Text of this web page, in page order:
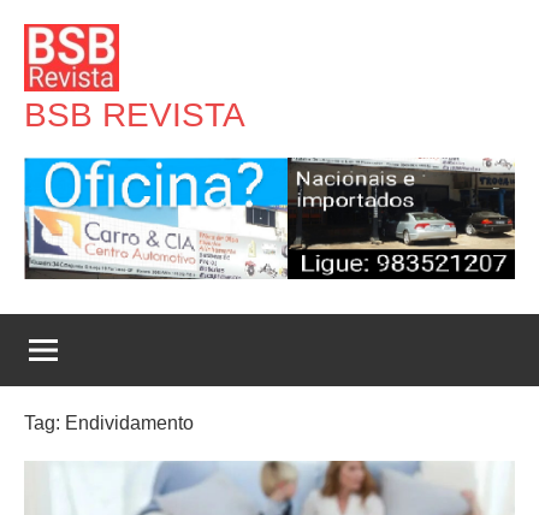
para
conteúdo
BSB REVISTA
Tag: Endividamento